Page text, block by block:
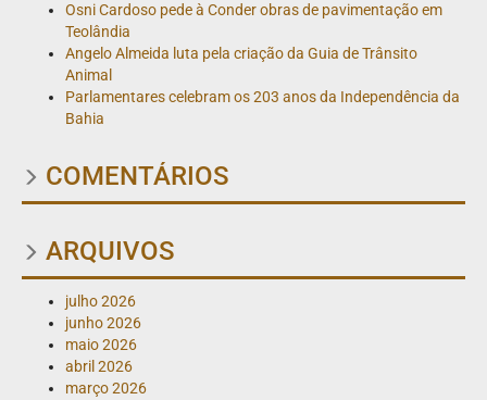
Osni Cardoso pede à Conder obras de pavimentação em
Teolândia
Angelo Almeida luta pela criação da Guia de Trânsito
Animal
Parlamentares celebram os 203 anos da Independência da
Bahia
COMENTÁRIOS
ARQUIVOS
julho 2026
junho 2026
maio 2026
abril 2026
março 2026